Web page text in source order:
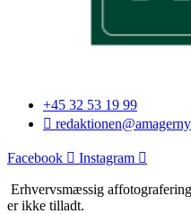
+45 32 53 19 99
Facebook Instagram
Erhvervsmæssig
er ikke tilladt.